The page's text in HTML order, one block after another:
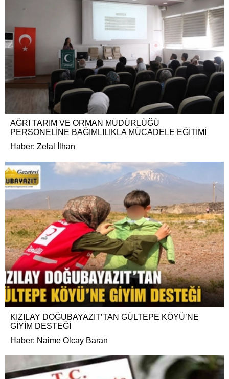
AĞRI TARIM VE ORMAN MÜDÜRLÜĞÜ
PERSONELİNE BAĞIMLILIKLA MÜCADELE EĞİTİMİ
Haber: Zelal İlhan
KIZILAY DOĞUBAYAZIT’TAN GÜLTEPE KÖYÜ’NE
GİYİM DESTEĞİ
Haber: Naime Olcay Baran